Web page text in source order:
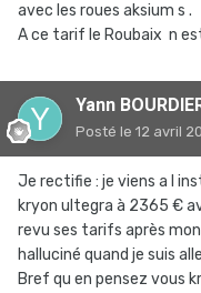
avec les roues aksium s .
A ce tarif le Roubaix n
Yann
Posté le 12 avril
Je rectifie : je viens a l
kryon ultegra à 2365 €
revu ses tarifs après
halluciné quand je suis
Bref qu en pensez vous